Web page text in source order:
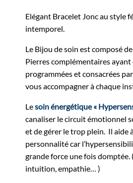
Elégant Bracelet Jonc au style
intemporel.
Le Bijou de soin est composé
Pierres complémentaires ayant
programmées et consacrées
vous accompagner à chaque
Lesoin énergétique «
canaliser le circuit émotionnel
et de gérer le trop plein. Il aide
personnalité car
grande force une fois domptée.
intuition, empathie… )